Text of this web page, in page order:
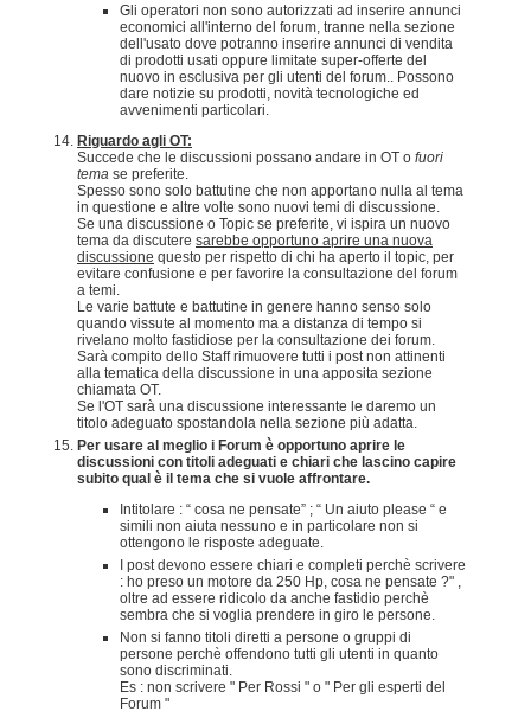
Gli operatori non sono autorizzati ad inserire annunci
economici all'interno del forum, tranne nella sezione
dell'usato dove potranno inserire annunci di vendita
di prodotti usati oppure limitate super-offerte del
nuovo in esclusiva per gli utenti del forum.. Possono
dare notizie su prodotti, novità tecnologiche ed
avvenimenti particolari.
Riguardo agli OT:
Succede che le discussioni possano andare in OT o fuori
tema se preferite.
Spesso sono solo battutine che non apportano nulla al tema
in questione e altre volte sono nuovi temi di discussione.
Se una discussione o Topic se preferite, vi ispira un nuovo
tema da discutere sarebbe opportuno aprire una nuova
discussione questo per rispetto di chi ha aperto il topic, per
evitare confusione e per favorire la consultazione del forum
a temi.
Le varie battute e battutine in genere hanno senso solo
quando vissute al momento ma a distanza di tempo si
rivelano molto fastidiose per la consultazione dei forum.
Sarà compito dello Staff rimuovere tutti i post non attinenti
alla tematica della discussione in una apposita sezione
chiamata OT.
Se l'OT sarà una discussione interessante le daremo un
titolo adeguato spostandola nella sezione più adatta.
Per usare al meglio i Forum è opportuno aprire le
discussioni con titoli adeguati e chiari che lascino capire
subito qual è il tema che si vuole affrontare.
Intitolare : “ cosa ne pensate” ; “ Un aiuto please “ e
simili non aiuta nessuno e in particolare non si
ottengono le risposte adeguate.
I post devono essere chiari e completi perchè scrivere
: ho preso un motore da 250 Hp, cosa ne pensate ?" ,
oltre ad essere ridicolo da anche fastidio perchè
sembra che si voglia prendere in giro le persone.
Non si fanno titoli diretti a persone o gruppi di
persone perchè offendono tutti gli utenti in quanto
sono discriminati.
Es : non scrivere " Per Rossi " o " Per gli esperti del
Forum "